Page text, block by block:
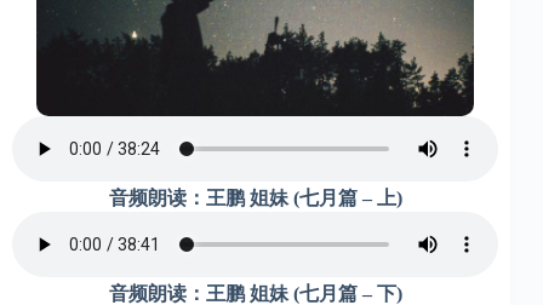
音频朗读：王鹏 姐妹 (七月篇 – 上)
音频朗读：王鹏 姐妹 (七月篇 – 下)